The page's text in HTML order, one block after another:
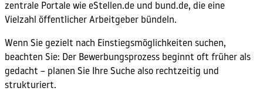
zentrale Portale wie eStellen.de und bund.de, die eine
Vielzahl öffentlicher Arbeitgeber bündeln.
Wenn Sie gezielt nach Einstiegsmöglichkeiten suchen,
beachten Sie: Der Bewerbungsprozess beginnt oft früher als
gedacht – planen Sie Ihre Suche also rechtzeitig und
strukturiert.